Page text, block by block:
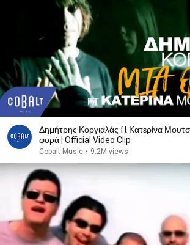
Δημήτρης Κοργιαλάς ft Κατερίνα
φορά | Official Video Clip
Cobalt Music • 9.2M views